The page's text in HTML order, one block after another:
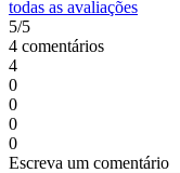
todas as avaliações
5/5
4 comentários
4
0
0
0
0
Escreva um comentário